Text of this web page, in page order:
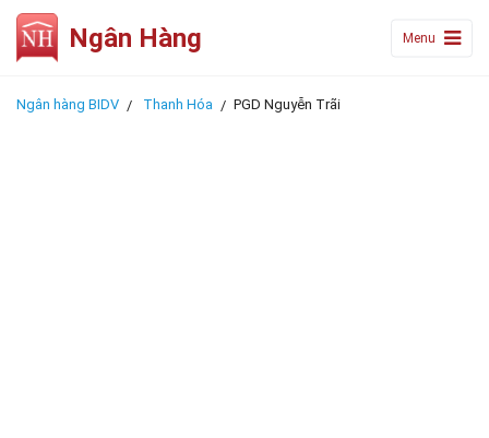
Ngân Hàng Menu
Ngân hàng BIDV Thanh Hóa PGD Nguyễn Trãi